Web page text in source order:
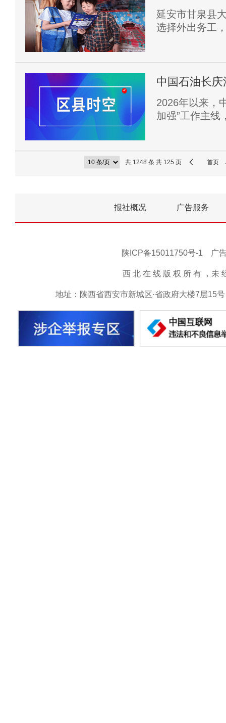
里”
延安市甘泉县
选择外出务工
中国石油长
田
2026年以来，
加强”工作主线
力。
共 1248 条 共 125 页 首页
报社概况 广告服务
陕ICP备15011750号-1 广
西 北 在 线 版 权 所 有 ，未
地址：陕西省西安市新城区·省政府大楼7层